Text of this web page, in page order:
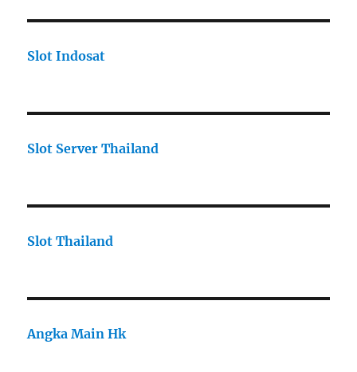
Slot Indosat
Slot Server Thailand
Slot Thailand
Angka Main Hk